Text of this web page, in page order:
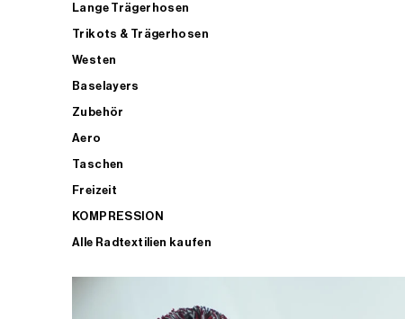
Lange Trägerhosen
Trikots & Trägerhosen
Westen
Baselayers
Zubehör
Aero
Taschen
Freizeit
KOMPRESSION
Alle Radtextilien kaufen